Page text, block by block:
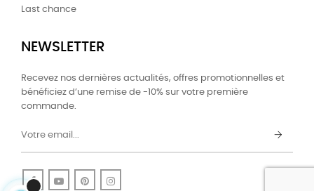
Last chance
NEWSLETTER
Recevez nos dernières actualités, offres promotionnelles et
bénéficiez d’une remise de -10% sur votre première
commande.
FacebookYouTubePinterest